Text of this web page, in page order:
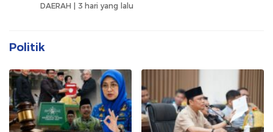
DAERAH | 3 hari yang lalu
Politik